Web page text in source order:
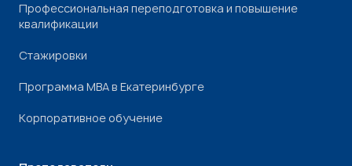
Профессиональная переподготовка и повышение
квалификации
Стажировки
Программа МВА в Екатеринбурге
Корпоративное обучение